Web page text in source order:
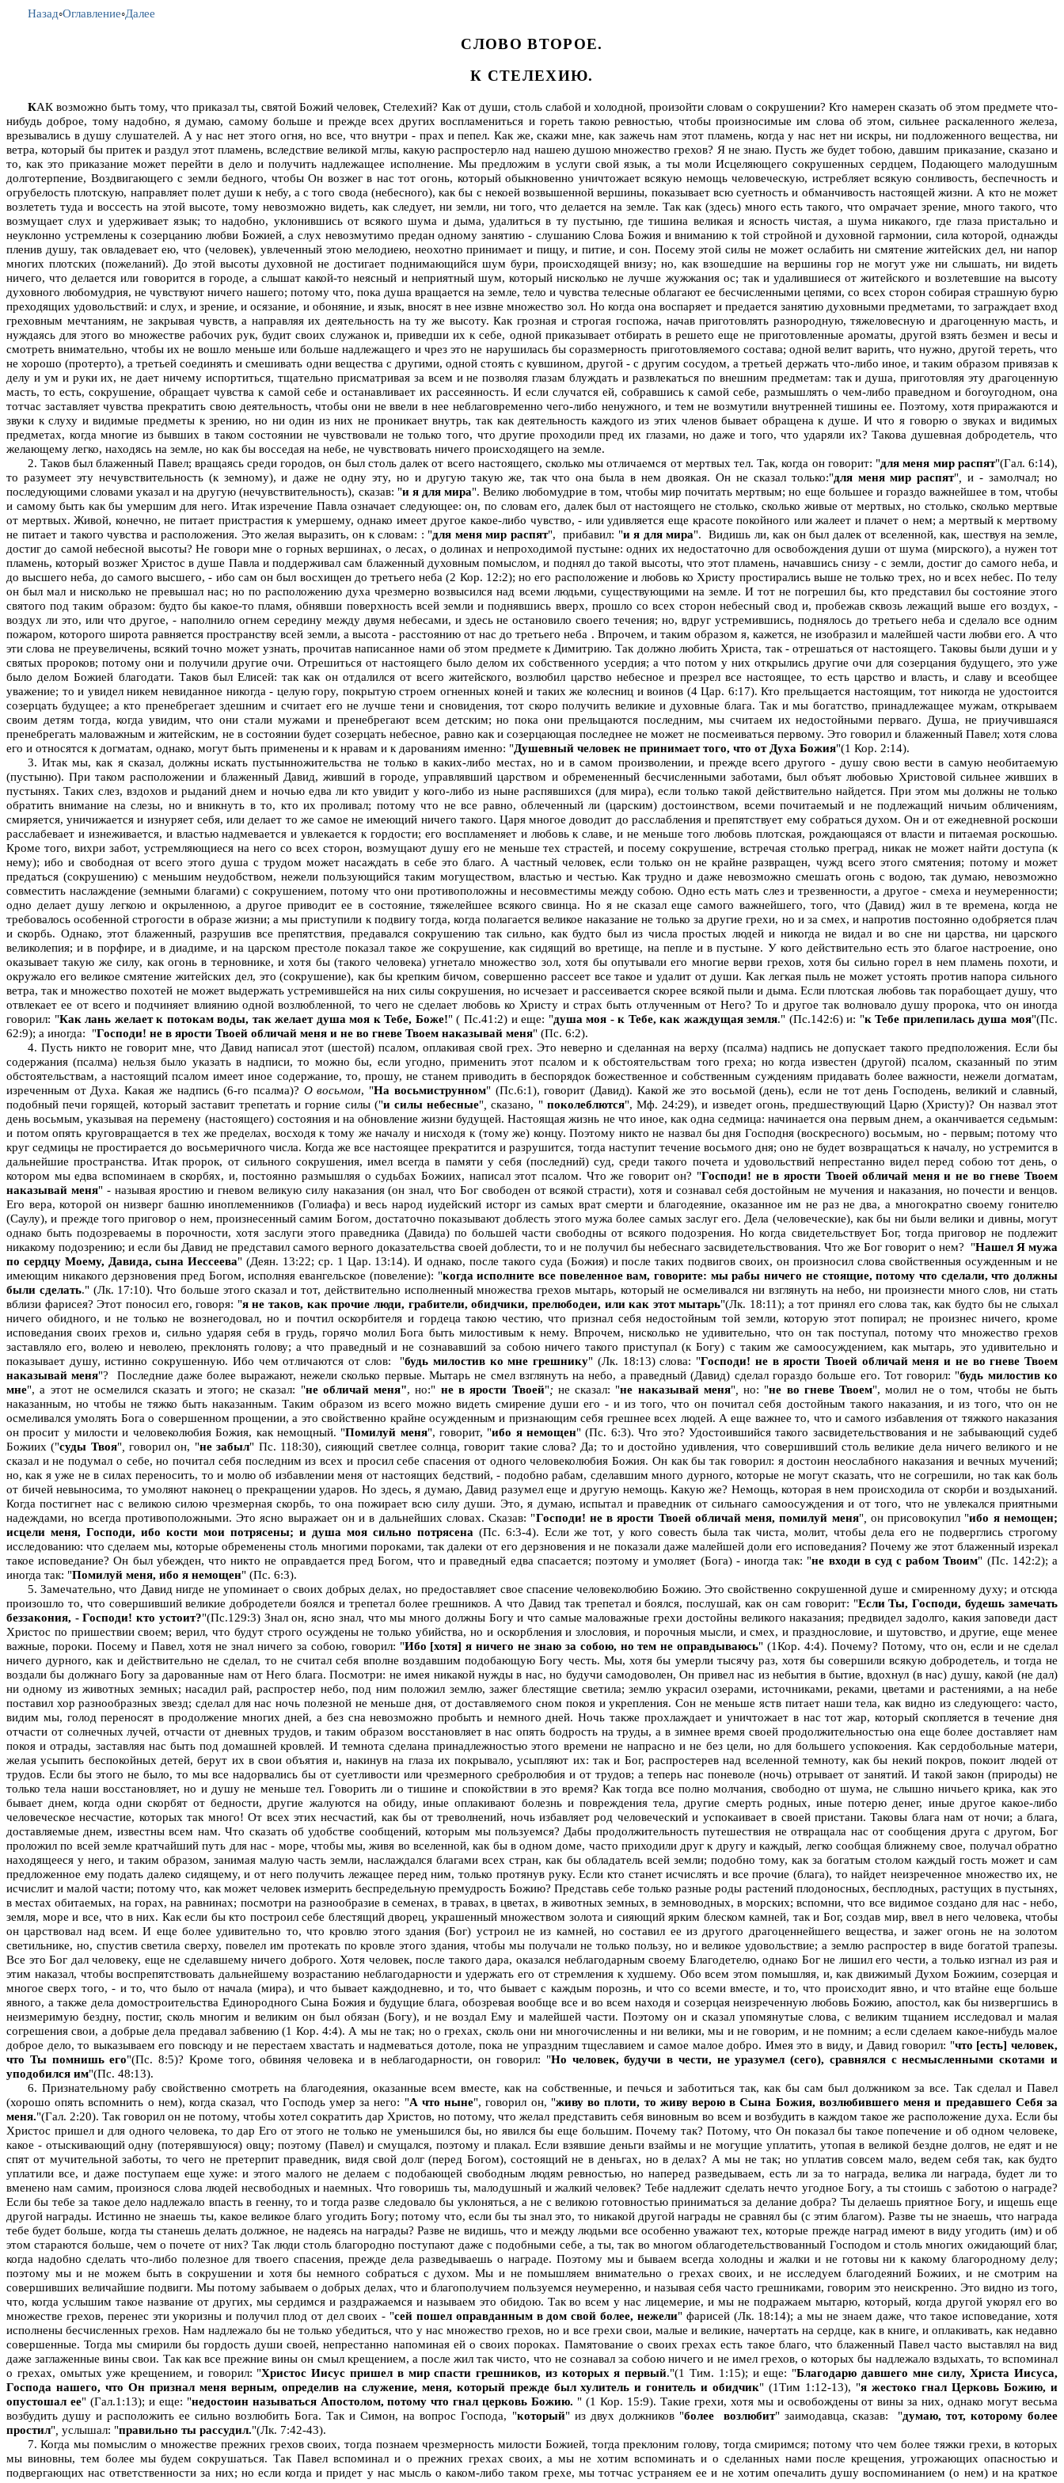
Назад◦Оглавление◦Далее
СЛОВО ВТОРОЕ.
К СТЕЛЕХИЮ.
КАК возможно быть тому, что приказал ты, святой Божий человек, Стелехий? Как от души, столь слабой и холодной, произойти словам о сокрушении? Кто намерен сказать об этом предмете что-
нибудь доброе, тому надобно, я думаю, самому больше и прежде всех других воспламениться и гореть такою ревностью, чтобы произносимые им слова об этом, сильнее раскаленного железа,
врезывались в душу слушателей. А у нас нет этого огня, но все, что внутри - прах и пепел. Как же, скажи мне, как зажечь нам этот пламень, когда у нас нет ни искры, ни подложенного вещества, ни
ветра, который бы притек и раздул этот пламень, вследствие великой мглы, какую распростерло над нашею душою множество грехов? Я не знаю. Пусть же будет тобою, давшим приказание, сказано и
то, как это приказание может перейти в дело и получить надлежащее исполнение. Мы предложим в услуги свой язык, а ты моли Исцеляющего сокрушенных сердцем, Подающего малодушным
долготерпение, Воздвигающего с земли бедного, чтобы Он возжег в нас тот огонь, который обыкновенно уничтожает всякую немощь человеческую, истребляет всякую сонливость, беспечность и
огрубелость плотскую, направляет полет души к небу, а с того свода (небесного), как бы с некоей возвышенной вершины, показывает всю суетность и обманчивость настоящей жизни. А кто не может
возлететь туда и воссесть на этой высоте, тому невозможно видеть, как следует, ни земли, ни того, что делается на земле. Так как (здесь) много есть такого, что омрачает зрение, много такого, что
возмущает слух и удерживает язык; то надобно, уклонившись от всякого шума и дыма, удалиться в ту пустыню, где тишина великая и ясность чистая, а шума никакого, где глаза пристально и
неуклонно устремлены к созерцанию любви Божией, а слух невозмутимо предан одному занятию - слушанию Слова Божия и вниманию к той стройной и духовной гармонии, сила которой, однажды
пленив душу, так овладевает ею, что (человек), увлеченный этою мелодиею, неохотно принимает и пищу, и питие, и сон. Посему этой силы не может ослабить ни смятение житейских дел, ни напор
многих плотских (пожеланий). До этой высоты духовной не достигает поднимающийся шум бури, происходящей внизу; но, как взошедшие на вершины гор не могут уже ни слышать, ни видеть
ничего, что делается или говорится в городе, а слышат какой-то неясный и неприятный шум, который нисколько не лучше жужжания ос; так и удалившиеся от житейского и возлетевшие на высоту
духовного любомудрия, не чувствуют ничего нашего; потому что, пока душа вращается на земле, тело и чувства телесные облагают ее бесчисленными цепями, со всех сторон собирая страшную бурю
преходящих удовольствий: и слух, и зрение, и осязание, и обоняние, и язык, вносят в нее извне множество зол. Но когда она воспаряет и предается занятию духовными предметами, то заграждает вход
греховным мечтаниям, не закрывая чувств, а направляя их деятельность на ту же высоту. Как грозная и строгая госпожа, начав приготовлять разнородную, тяжеловесную и драгоценную масть, и
нуждаясь для этого во множестве рабочих рук, будит своих служанок и, приведши их к себе, одной приказывает отбирать в решето еще не приготовленные ароматы, другой взять безмен и весы и
смотреть внимательно, чтобы их не вошло меньше или больше надлежащего и чрез это не нарушилась бы соразмерность приготовляемого состава; одной велит варить, что нужно, другой тереть, что
не хорошо (протерто), а третьей соединять и смешивать одни вещества с другими, одной стоять с кувшином, другой - с другим сосудом, а третьей держать что-либо иное, и таким образом привязав к
делу и ум и руки их, не дает ничему испортиться, тщательно присматривая за всем и не позволяя глазам блуждать и развлекаться по внешним предметам: так и душа, приготовляя эту драгоценную
масть, то есть, сокрушение, обращает чувства к самой себе и останавливает их рассеянность. И если случатся ей, собравшись к самой себе, размышлять о чем-либо праведном и богоугодном, она
тотчас заставляет чувства прекратить свою деятельность, чтобы они не ввели в нее неблаговременно чего-либо ненужного, и тем не возмутили внутренней тишины ее. Поэтому, хотя приражаются и
звуки к слуху и видимые предметы к зрению, но ни один из них не проникает внутрь, так как деятельность каждого из этих членов бывает обращена к душе. И что я говорю о звуках и видимых
предметах, когда многие из бывших в таком состоянии не чувствовали не только того, что другие проходили пред их глазами, но даже и того, что ударяли их? Такова душевная добродетель, что
желающему легко, находясь на земле, но как бы восседая на небе, не чувствовать ничего происходящего на земле.
2. Таков был блаженный Павел; вращаясь среди городов, он был столь далек от всего настоящего, сколько мы отличаемся от мертвых тел. Так, когда он говорит: "для меня мир распят"(Гал. 6:14),
то разумеет эту нечувствительность (к земному), и даже не одну эту, но и другую такую же, так что она была в нем двоякая. Он не сказал только:"для меня мир распят" ,и - замолчал; но
последующими словами указал и на другую (нечувствительность), сказав: "и я для мира". Велико любомудрие в том, чтобы мир почитать мертвым; но еще большее и гораздо важнейшее в том, чтобы
и самому быть как бы умершим для него. Итак изречение Павла означает следующее: он, по словам его, далек был от настоящего не столько, сколько живые от мертвых, но столько, сколько мертвые
от мертвых. Живой, конечно, не питает пристрастия к умершему, однако имеет другое какое-либо чувство, - или удивляется еще красоте покойного или жалеет и плачет о нем; а мертвый к мертвому
не питает и такого чувства и расположения. Это желая выразить, он к словам: : "для меня мир распят", прибавил: "и я для мира". Видишь ли, как он был далек от вселенной, как, шествуя на земле,
достиг до самой небесной высоты? Не говори мне о горных вершинах, о лесах, о долинах и непроходимой пустыне: одних их недостаточно для освобождения души от шума (мирского), а нужен тот
пламень, который возжег Христос в душе Павла и поддерживал сам блаженный духовным помыслом, и поднял до такой высоты, что этот пламень, начавшись снизу - с земли, достиг до самого неба, и
до высшего неба, до самого высшего, - ибо сам он был восхищен до третьего неба (2 Кор. 12:2); но его расположение и любовь ко Христу простирались выше не только трех, но и всех небес. По телу
он был мал и нисколько не превышал нас; но по расположению духа чрезмерно возвысился над всеми людьми, существующими на земле. И тот не погрешил бы, кто представил бы состояние этого
святого под таким образом: будто бы какое-то пламя, обнявши поверхность всей земли и поднявшись вверх, прошло со всех сторон небесный свод и, пробежав сквозь лежащий выше его воздух, -
воздух ли это, или что другое, - наполнило огнем середину между двумя небесами, и здесь не остановило своего течения; но, вдруг устремившись, поднялось до третьего неба и сделало все одним
пожаром, которого широта равняется пространству всей земли, а высота - расстоянию от нас до третьего неба . Впрочем, и таким образом я, кажется, не изобразил и малейшей части любви его. А что
эти слова не преувеличены, всякий точно может узнать, прочитав написанное нами об этом предмете к Димитрию. Так должно любить Христа, так - отрешаться от настоящего. Таковы были души и у
святых пророков; потому они и получили другие очи. Отрешиться от настоящего было делом их собственного усердия; а что потом у них открылись другие очи для созерцания будущего, это уже
было делом Божией благодати. Таков был Елисей: так как он отдалился от всего житейского, возлюбил царство небесное и презрел все настоящее, то есть царство и власть, и славу и всеобщее
уважение; то и увидел никем невиданное никогда - целую гору, покрытую строем огненных коней и таких же колесниц и воинов (4 Цар. 6:17). Кто прельщается настоящим, тот никогда не удостоится
созерцать будущее; а кто пренебрегает здешним и считает его не лучше тени и сновидения, тот скоро получить великие и духовные блага. Так и мы богатство, принадлежащее мужам, открываем
своим детям тогда, когда увидим, что они стали мужами и пренебрегают всем детским; но пока они прельщаются последним, мы считаем их недостойными перваго. Душа, не приучившаяся
пренебрегать маловажным и житейским, не в состоянии будет созерцать небесное, равно как и созерцающая последнее не может не посмеиваться первому. Это говорил и блаженный Павел; хотя слова
его и относятся к догматам, однако, могут быть применены и к нравам и к дарованиям именно: "Душевный человек не принимает того, что от Духа Божия"(1 Кор. 2:14).
3. Итак мы, как я сказал, должны искать пустынножительства не только в каких-либо местах, но и в самом произволении, и прежде всего другого - душу свою вести в самую необитаемую
(пустыню). При таком расположении и блаженный Давид, живший в городе, управлявший царством и обремененный бесчисленными заботами, был объят любовью Христовой сильнее живших в
пустынях. Таких слез, вздохов и рыданий днем и ночью едва ли кто увидит у кого-либо из ныне распявшихся (для мира), если только такой действительно найдется. При этом мы должны не только
обратить внимание на слезы, но и вникнуть в то, кто их проливал; потому что не все равно, облеченный ли (царским) достоинством, всеми почитаемый и не подлежащий ничьим обличениям,
смиряется, уничижается и изнуряет себя, или делает то же самое не имеющий ничего такого. Царя многое доводит до расслабления и препятствует ему собраться духом. Он и от ежедневной роскоши
расслабевает и изнеживается, и властью надмевается и увлекается к гордости; его воспламеняет и любовь к славе, и не меньше того любовь плотская, рождающаяся от власти и питаемая роскошью.
Кроме того, вихри забот, устремляющиеся на него со всех сторон, возмущают душу его не меньше тех страстей, и посему сокрушение, встречая столько преград, никак не может найти доступа (к
нему); ибо и свободная от всего этого душа с трудом может насаждать в себе это благо. А частный человек, если только он не крайне развращен, чужд всего этого смятения; потому и может
предаться (сокрушению) с меньшим неудобством, нежели пользующийся таким могуществом, властью и честью. Как трудно и даже невозможно смешать огонь с водою, так думаю, невозможно
совместить наслаждение (земными благами) с сокрушением, потому что они противоположны и несовместимы между собою. Одно есть мать слез и трезвенности, а другое - смеха и неумеренности;
одно делает душу легкою и окрыленною, а другое приводит ее в состояние, тяжелейшее всякого свинца. Но я не сказал еще самого важнейшего, того, что (Давид) жил в те времена, когда не
требовалось особенной строгости в образе жизни; а мы приступили к подвигу тогда, когда полагается великое наказание не только за другие грехи, но и за смех, и напротив постоянно одобряется плач
и скорбь. Однако, этот блаженный, разрушив все препятствия, предавался сокрушению так сильно, как будто был из числа простых людей и никогда не видал и во сне ни царства, ни царского
великолепия; и в порфире, и в диадиме, и на царском престоле показал такое же сокрушение, как сидящий во вретище, на пепле и в пустыне. У кого действительно есть это благое настроение, оно
оказывает такую же силу, как огонь в терновнике, и хотя бы (такого человека) угнетало множество зол, хотя бы опутывали его многие верви грехов, хотя бы сильно горел в нем пламень похоти, и
окружало его великое смятение житейских дел, это (сокрушение), как бы крепким бичом, совершенно рассеет все такое и удалит от души. Как легкая пыль не может устоять против напора сильного
ветра, так и множество похотей не может выдержать устремившейся на них силы сокрушения, но исчезает и рассеивается скорее всякой пыли и дыма. Если плотская любовь так порабощает душу, что
отвлекает ее от всего и подчиняет влиянию одной возлюбленной, то чего не сделает любовь ко Христу и страх быть отлученным от Него? То и другое так волновало душу пророка, что он иногда
говорил: "Как лань желает к потокам воды, так желает душа моя к Тебе, Боже!" ( Пс.41:2) и еще: "душа моя - к Тебе, как жаждущая земля." (Пс.142:6) и: "к Тебе прилепилась душа моя"(Пс.
62:9); а иногда: "Господи! не в ярости Твоей обличай меня и не во гневе Твоем наказывай меня" (Пс. 6:2).
4. Пусть никто не говорит мне, что Давид написал этот (шестой) псалом, оплакивая свой грех. Это неверно и сделанная на верху (псалма) надпись не допускает такого предположения. Если бы
содержания (псалма) нельзя было указать в надписи, то можно бы, если угодно, применить этот псалом и к обстоятельствам того греха; но когда известен (другой) псалом, сказанный по этим
обстоятельствам, а настоящий псалом имеет иное содержание, то, прошу, не станем приводить в беспорядок божественное и собственным суждениям придавать более важности, нежели догматам,
изреченным от Духа. Какая же надпись (6-го псалма)? О восьмом, "На восьмиструнном" (Пс.6:1), говорит (Давид). Какой же это восьмой (день), если не тот день Господень, великий и славный,
подобный печи горящей, который заставит трепетать и горние силы ("и силы небесные" ,сказано, "поколеблются", Мф. 24:29), и изведет огонь, предшествующий Царю (Христу)? Он назвал этот
день восьмым, указывая на перемену (настоящего) состояния и на обновление жизни будущей. Настоящая жизнь не что иное, как одна седмица: начинается она первым днем, а оканчивается седьмым:
и потом опять круговращается в тех же пределах, восходя к тому же началу и нисходя к (тому же) концу. Поэтому никто не назвал бы дня Господня (воскресного) восьмым, но - первым; потому что
круг седмицы не простирается до восьмеричного числа. Когда же все настоящее прекратится и разрушится, тогда наступит течение восьмого дня; оно не будет возвращаться к началу, но устремится в
дальнейшие пространства. Итак пророк, от сильного сокрушения, имел всегда в памяти у себя (последний) суд, среди такого почета и удовольствий непрестанно видел перед собою тот день, о
котором мы едва вспоминаем в скорбях, и, постоянно размышляя о судьбах Божиих, написал этот псалом. Что же говорит он? "Господи! не в ярости Твоей обличай меня и не во гневе Твоем
наказывай меня" - называя яростию и гневом великую силу наказания (он знал, что Бог свободен от всякой страсти), хотя и сознавал себя достойным не мучения и наказания, но почести и венцов.
Его вера, которой он низверг башню иноплеменников (Голиафа) и весь народ иудейский исторг из самых врат смерти и благодеяние, оказанное им не раз не два, а многократно своему гонителю
(Саулу), и прежде того приговор о нем, произнесенный самим Богом, достаточно показывают доблесть этого мужа более самых заслуг его. Дела (человеческие), как бы ни были велики и дивны, могут
однако быть подозреваемы в порочности, хотя заслуги этого праведника (Давида) по большей части свободны от всякого подозрения. Но когда свидетельствует Бог, тогда приговор не подлежит
никакому подозрению; и если бы Давид не представил самого верного доказательства своей доблести, то и не получил бы небеснаго засвидетельствования. Что же Бог говорит о нем? "Нашел Я мужа
по сердцу Моему, Давида, сына Иессеева" (Деян. 13:22; ср. 1 Цар. 13:14). И однако, после такого суда (Божия) и после таких подвигов своих, он произносил слова свойственныя осужденным и не
имеющим никакого дерзновения пред Богом, исполняя евангельское (повеление): "когда исполните все повеленное вам, говорите: мы рабы ничего не стоящие, потому что сделали, что должны
были сделать." (Лк. 17:10). Что больше этого сказал и тот, действительно исполненный множества грехов мытарь, который не осмеливался ни взглянуть на небо, ни произнести много слов, ни стать
вблизи фарисея? Этот поносил его, говоря: "я не таков, как прочие люди, грабители, обидчики, прелюбодеи, или как этот мытарь"(Лк. 18:11); а тот принял его слова так, как будто бы не слыхал
ничего обидного, и не только не вознегодовал, но и почтил оскорбителя и гордеца такою честию, что признал себя недостойным той земли, которую этот попирал; не произнес ничего, кроме
исповедания своих грехов и, сильно ударяя себя в грудь, горячо молил Бога быть милостивым к нему. Впрочем, нисколько не удивительно, что он так поступал, потому что множество грехов
заставляло его, волею и неволею, преклонять голову; а что праведный и не сознававший за собою ничего такого приступал (к Богу) с таким же самоосуждением, как мытарь, это удивительно и
показывает душу, истинно сокрушенную. Ибо чем отличаются от слов: "будь милостив ко мне грешнику" (Лк. 18:13) слова: "Господи! не в ярости Твоей обличай меня и не во гневе Твоем
наказывай меня"? Последние даже более выражают, нежели сколько первые. Мытарь не смел взглянуть на небо, а праведный (Давид) сделал гораздо больше его. Тот говорил: "будь милостив ко
мне", а этот не осмелился сказать и этого; не сказал: "не обличай меня", но:" не в ярости Твоей"; не сказал: "не наказывай меня",но: "не во гневе Твоем", молил не о том, чтобы не быть
наказанным, но чтобы не тяжко быть наказанным. Таким образом из всего можно видеть смирение души его - и из того, что он почитал себя достойным такого наказания, и из того, что он не
осмеливался умолять Бога о совершенном прощении, а это свойственно крайне осужденным и признающим себя грешнее всех людей. А еще важнее то, что и самого избавления от тяжкого наказания
он просит у милости и человеколюбия Божия, как немощный. "Помилуй меня", говорит, "ибо я немощен" (Пс. 6:3). Что это? Удостоившийся такого засвидетельствования и не забывающий судеб
Божиих ("суды Твоя",говорил он, "не забыл" Пс. 118:30), сияющий светлее солнца, говорит такие слова? Да; то и достойно удивления, что совершивший столь великие дела ничего великого и не
сказал и не подумал о себе, но почитал себя последним из всех и просил себе спасения от одного человеколюбия Божия. Он как бы так говорил: я достоин неослабного наказания и вечных мучений;
но, как я уже не в силах переносить, то и молю об избавлении меня от настоящих бедствий, - подобно рабам, сделавшим много дурного, которые не могут сказать, что не согрешили, но так как боль
от бичей невыносима, то умоляют наконец о прекращении ударов. Но здесь, я думаю, Давид разумел еще и другую немощь. Какую же? Немощь, которая в нем происходила от скорби и воздыханий.
Когда постигнет нас с великою силою чрезмерная скорбь, то она пожирает всю силу души. Это, я думаю, испытал и праведник от сильнаго самоосуждения и от того, что не увлекался приятными
надеждами, но всегда противоположными. Это ясно выражает он и в дальнейших словах. Сказав: "Господи! не в ярости Твоей обличай меня, помилуй меня", он присовокупил "ибо я немощен;
исцели меня, Господи, ибо кости мои потрясены; и душа моя сильно потрясена (Пс. 6:3-4). Если же тот, у кого совесть была так чиста, молит, чтобы дела его не подверглись строгому
исследованию: что сделаем мы, которые обременены столь многими пороками, так далеки от его дерзновения и не показали даже малейшей доли его исповедания? Почему же этот блаженный изрекал
такое исповедание? Он был убежден, что никто не оправдается пред Богом, что и праведный едва спасается; поэтому и умоляет (Бога) - иногда так: "не входи в суд с рабом Твоим" (Пс. 142:2); а
иногда так: "Помилуй меня, ибо я немощен" (Пс. 6:3).
5. Замечательно, что Давид нигде не упоминает о своих добрых делах, но предоставляет свое спасение человеколюбию Божию. Это свойственно сокрушенной душе и смиренному духу; и отсюда
произошло то, что совершивший великие добродетели боялся и трепетал более грешников. А что Давид так трепетал и боялся, послушай, как он сам говорит: "Если Ты, Господи, будешь замечать
беззакония, - Господи! кто устоит?"(Пс.129:3) Знал он, ясно знал, что мы много должны Богу и что самые маловажные грехи достойны великого наказания; предвидел задолго, какия заповеди даст
Христос по пришествии своем; верил, что будут строго осуждены не только убийства, но и оскорбления и злословия, и порочныя мысли, и смех, и празднословие, и шутовство, и другие, еще менее
важные, пороки. Посему и Павел, хотя не знал ничего за собою, говорил: "Ибо [хотя] я ничего не знаю за собою, но тем не оправдываюсь" (1Кор. 4:4). Почему? Потому, что он, если и не сделал
ничего дурного, как и действительно не сделал, то не считал себя вполне воздавшим подобающую Богу честь. Мы, хотя бы умерли тысячу раз, хотя бы совершили всякую добродетель, и тогда не
воздали бы должнаго Богу за дарованные нам от Него блага. Посмотри: не имея никакой нужды в нас, но будучи самодоволен, Он привел нас из небытия в бытие, вдохнул (в нас) душу, какой (не дал)
ни одному из животных земных; насадил рай, распростер небо, под ним положил землю, зажег блестящие светила; землю украсил озерами, источниками, реками, цветами и растениями, а на небе
поставил хор разнообразных звезд; сделал для нас ночь полезной не меньше дня, от доставляемого сном покоя и укрепления. Сон не меньше яств питает наши тела, как видно из следующего: часто,
видим мы, голод переносят в продолжение многих дней, а без сна невозможно пробыть и немного дней. Ночь также прохлаждает и уничтожает в нас тот жар, который скопляется в течение дня
отчасти от солнечных лучей, отчасти от дневных трудов, и таким образом восстановляет в нас опять бодрость на труды, а в зимнее время своей продолжительностью она еще более доставляет нам
покоя и отрады, заставляя нас быть под домашней кровлей. И темнота сделана принадлежностью этого времени не напрасно и не без цели, но для большего успокоения. Как сердобольные матери,
желая усыпить беспокойных детей, берут их в свои объятия и, накинув на глаза их покрывало, усыпляют их: так и Бог, распростерев над вселенной темноту, как бы некий покров, покоит людей от
трудов. Если бы этого не было, то мы все надорвались бы от суетливости или чрезмерного сребролюбия и от трудов; а теперь нас поневоле (ночь) отрывает от занятий. И такой закон (природы) не
только тела наши восстановляет, но и душу не меньше тел. Говорить ли о тишине и спокойствии в это время? Как тогда все полно молчания, свободно от шума, не слышно ничьего крика, как это
бывает днем, когда одни скорбят от бедности, другие жалуются на обиду, иные оплакивают болезнь и повреждения тела, другие смерть родных, иные потерю денег, иные другое какое-либо
человеческое несчастие, которых так много! От всех этих несчастий, как бы от треволнений, ночь избавляет род человеческий и успокаивает в своей пристани. Таковы блага нам от ночи; а блага,
доставляемые днем, известны всем нам. Что сказать об удобстве сообщений, которым мы пользуемся? Дабы продолжительность путешествия не отвращала нас от сообщения друга с другом, Бог
проложил по всей земле кратчайший путь для нас - море, чтобы мы, живя во вселенной, как бы в одном доме, часто приходили друг к другу и каждый, легко сообщая ближнему свое, получал обратно
находящееся у него, и таким образом, занимая малую часть земли, наслаждался благами всех стран, как бы обладатель всей земли; подобно тому, как за богатым столом каждый гость может и сам
предложенное ему подать далеко сидящему, и от него получить лежащее перед ним, только протянув руку. Если кто станет исчислять и все прочие (блага), то найдет неизреченное множество их, не
исчислит и малой части; потому что, как может человек измерить беспредельную премудрость Божию? Представь себе только разные роды растений плодоносных, бесплодных, растущих в пустынях,
в местах обитаемых, на горах, на равнинах; посмотри на разнообразие в семенах, в травах, в цветах, в животных земных, в земноводных, в морских; вспомни, что все видимое создано для нас - небо,
земля, море и все, что в них. Как если бы кто построил себе блестящий дворец, украшенный множеством золота и сияющий ярким блеском камней, так и Бог, создав мир, ввел в него человека, чтобы
он царствовал над всем. И еще более удивительно то, что кровлю этого здания (Бог) устроил не из камней, но составил ее из другого драгоценнейшего вещества, и зажег огонь не на золотом
светильнике, но, спустив светила сверху, повелел им протекать по кровле этого здания, чтобы мы получали не только пользу, но и великое удовольствие; а землю распростер в виде богатой трапезы.
Все это Бог дал человеку, еще не сделавшему ничего доброго. Хотя человек, после такого дара, оказался неблагодарным своему Благодетелю, однако Бог не лишил его чести, а только изгнал из рая и
этим наказал, чтобы воспрепятствовать дальнейшему возрастанию неблагодарности и удержать его от стремления к худшему. Обо всем этом помышляя, и, как движимый Духом Божиим, созерцая и
многое сверх того, - и то, что было от начала (мира), и что бывает каждодневно, и то, что бывает с каждым порознь, и что со всеми вместе, и то, что происходит явно, и что втайне еще больше
явного, а также дела домостроительства Единородного Сына Божия и будущие блага, обозревая вообще все и во всем находя и созерцая неизреченную любовь Божию, апостол, как бы низвергшись в
неизмеримую бездну, постиг, сколь многим и великим он был обязан (Богу), и не воздал Ему и малейшей части. Поэтому он и сказал упомянутые слова, с великим тщанием исследовал и малая
согрешения свои, а добрые дела предавал забвению (1 Кор. 4:4). А мы не так; но о грехах, сколь они ни многочисленны и ни велики, мы и не говорим, и не помним; а если сделаем какое-нибудь малое
доброе дело, то выказываем его повсюду и не перестаем хвастать и надмеваться дотоле, пока не упраздним тщеславием и самое малое добро. Имея это в виду, и Давид говорил: "что [есть] человек,
что Ты помнишь его"(Пс. 8:5)? Кроме того, обвиняя человека и в неблагодарности, он говорил: "Но человек, будучи в чести, не уразумел (сего), сравнялся с несмысленными скотами и
уподобился им"(Пс. 48:13).
6. Признательному рабу свойственно смотреть на благодеяния, оказанные всем вместе, как на собственные, и печься и заботиться так, как бы сам был должником за все. Так сделал и Павел
(хорошо опять вспомнить о нем), когда сказал, что Господь умер за него: "А что ныне", говорил он, "живу во плоти, то живу верою в Сына Божия, возлюбившего меня и предавшего Себя за
меня."(Гал. 2:20). Так говорил он не потому, чтобы хотел сократить дар Христов, но потому, что желал представить себя виновным во всем и возбудить в каждом такое же расположение духа. Если бы
Христос пришел и для одного человека, то дар Его от этого не только не уменьшился бы, но явился бы еще большим. Почему так? Потому, что Он показал бы такое попечение и об одном человеке,
какое - отыскивающий одну (потерявшуюся) овцу; поэтому (Павел) и смущался, поэтому и плакал. Если взявшие деньги взаймы и не могущие уплатить, утопая в великой бездне долгов, не едят и не
спят от мучительной заботы, то чего не претерпит праведник, видя свой долг (перед Богом), состоящий не в деньгах, но в делах? А мы не так; но уплатив совсем мало, ведем себя так, как будто
уплатили все, и даже поступаем еще хуже: и этого малого не делаем с подобающей свободным людям ревностью, но наперед разведываем, есть ли за то награда, велика ли награда, будет ли то
вменено нам самим, произнося слова людей несвободных и наемных. Что говоришь ты, малодушный и жалкий человек? Тебе надлежит сделать нечто угодное Богу, а ты стоишь с заботою о награде?
Если бы тебе за такое дело надлежало впасть в геенну, то и тогда разве следовало бы уклоняться, а не с великою готовностью приниматься за делание добра? Ты делаешь приятное Богу, и ищешь еще
другой награды. Истинно не знаешь ты, какое великое благо угодить Богу; потому что, если бы ты знал это, то никакой другой награды не сравнял бы (с этим благом). Разве ты не знаешь, что награда
тебе будет больше, когда ты станешь делать должное, не надеясь на награды? Разве не видишь, что и между людьми все особенно уважают тех, которые прежде наград имеют в виду угодить (им) и об
этом стараются больше, чем о почете от них? Так люди столь благородно поступают даже с подобными себе, а ты, так во многом облагодетельствованный Господом и столь многих ожидающий благ,
когда надобно сделать что-либо полезное для твоего спасения, прежде дела разведываешь о награде. Поэтому мы и бываем всегда холодны и жалки и не готовы ни к какому благородному делу;
поэтому мы и не можем быть в сокрушении и хотя бы немного собраться с духом. Мы и не помышляем внимательно о грехах своих, и не исследуем благодеяний Божиих, и не смотрим на
совершивших величайшие подвиги. Мы потому забываем о добрых делах, что и благополучием пользуемся неумеренно, и называя себя часто грешниками, говорим это неискренно. Это видно из того,
что, когда услышим такое название от других, мы сердимся и раздражаемся и называем это обидою. Так во всем у нас лицемерие, и мы не подражаем мытарю, который, когда другой укорял его во
множестве грехов, перенес эти укоризны и получил плод от дел своих - "сей пошел оправданным в дом свой более, нежели" фарисей (Лк. 18:14); а мы не знаем даже, что такое исповедание, хотя
исполнены бесчисленных грехов. Нам надлежало бы не только убедиться, что у нас множество грехов, но и все грехи свои, малые и великие, начертать на сердце, как в книге, и оплакивать, как недавно
совершенные. Тогда мы смирили бы гордость души своей, непрестанно напоминая ей о своих пороках. Памятование о своих грехах есть такое благо, что блаженный Павел часто выставлял на вид
даже заглаженные вины свои. Так как все прежние вины он смыл крещением, а после жил так чисто, что не сознавал за собою ничего и не имел грехов, о которых бы надлежало вздыхать, то вспоминал
о грехах, омытых уже крещением, и говорил: "Христос Иисус пришел в мир спасти грешников, из которых я первый."(1 Тим. 1:15); и еще: "Благодарю давшего мне силу, Христа Иисуса,
Господа нашего, что Он признал меня верным, определив на служение, меня, который прежде был хулитель и гонитель и обидчик" (1Тим 1:12-13), "я жестоко гнал Церковь Божию, и
опустошал ее" (Гал.1:13); и еще: "недостоин называться Апостолом, потому что гнал церковь Божию. " (1 Кор. 15:9). Такие грехи, хотя мы и освобождены от вины за них, однако могут весьма
возбудить душу и расположить ее сильно возлюбить Бога. Так и Симон, на вопрос Господа, "который" из двух должников "более возлюбит" заимодавца, сказав: "думаю, тот, которому более
простил" услышал: "правильно ты рассудил."(Лк. 7:42-43).
7. Когда мы помыслим о множестве прежних грехов своих, тогда познаем чрезмерность милости Божией, тогда преклоним голову, тогда смиримся; потому что чем более тяжки грехи, в которых
мы виновны, тем более мы будем сокрушаться. Так Павел вспоминал и о прежних грехах своих, а мы не хотим вспоминать и о сделанных нами после крещения, угрожающих опасностью и
подвергающих нас ответственности за них; но если когда и придет у нас мысль о каком-либо таком грехе, мы тотчас устраняем ее и не хотим опечалить душу воспоминанием (о нем) и на краткое